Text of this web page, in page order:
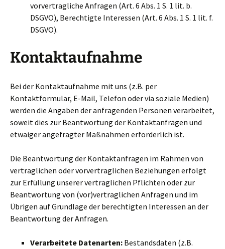
vorvertragliche Anfragen (Art. 6 Abs. 1 S. 1 lit. b.
DSGVO), Berechtigte Interessen (Art. 6 Abs. 1 S. 1 lit. f.
DSGVO).
Kontaktaufnahme
Bei der Kontaktaufnahme mit uns (z.B. per
Kontaktformular, E-Mail, Telefon oder via soziale Medien)
werden die Angaben der anfragenden Personen verarbeitet,
soweit dies zur Beantwortung der Kontaktanfragen und
etwaiger angefragter Maßnahmen erforderlich ist.
Die Beantwortung der Kontaktanfragen im Rahmen von
vertraglichen oder vorvertraglichen Beziehungen erfolgt
zur Erfüllung unserer vertraglichen Pflichten oder zur
Beantwortung von (vor)vertraglichen Anfragen und im
Übrigen auf Grundlage der berechtigten Interessen an der
Beantwortung der Anfragen.
Verarbeitete Datenarten: Bestandsdaten (z.B.